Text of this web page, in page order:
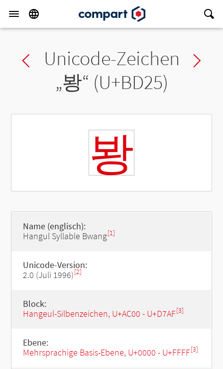
Previous char
Unicode-Zeichen
„봥“ (U+BD25)
봥
Name (englisch):
Hangul Syllable Bwang[1]
Unicode-Version:
2.0 (Juli 1996)[2]
Block:
Hangeul-Silbenzeichen, U+AC00 - U+D7AF[3]
Ebene:
Mehrsprachige Basis-Ebene, U+0000 - U+FFFF[3]